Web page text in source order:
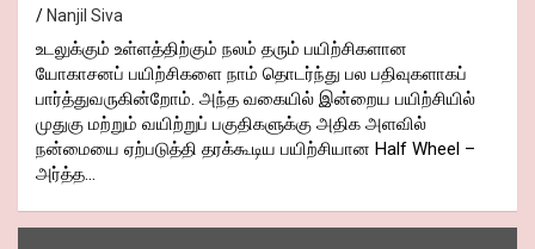
Nanjil Siva
உடலுக்கும் உள்ளத்திற்கும் நலம் தரும் பயிற்சிகளான
யோகாசனப் பயிற்சிகளை நாம் தொடர்ந்து பல பதிவுகளாகப்
பார்த்துவருகின்றோம். அந்த வகையில் இன்றைய பயிற்சியில்
முதுகு மற்றும் வயிற்றுப் பகுதிகளுக்கு அதிக அளவில்
நன்மையை ஏற்படுத்தி தரக்கூடிய பயிற்சியான Half Wheel –
அர்த்த…